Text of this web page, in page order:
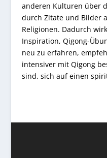
anderen Kulturen über
durch Zitate und Bilder
Religionen. Dadurch
Inspiration, Qigong-
neu zu erfahren,
intensiver mit Qigong
sind, sich auf einen